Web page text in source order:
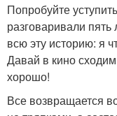
Попробуйте
разговаривали
всю эту историю: я
Давай в кино
хорошо!
Все возвращается